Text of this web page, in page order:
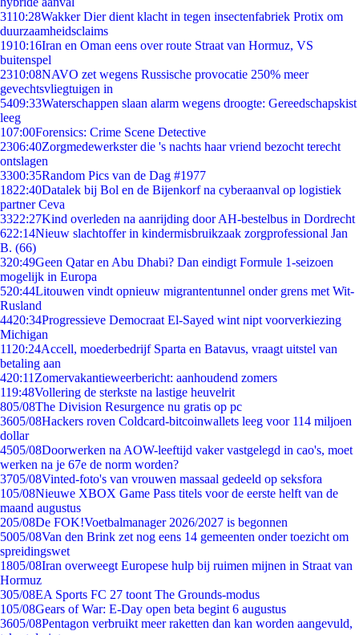
3110:28Wakker Dier dient klacht in tegen insectenfabriek Protix om
duurzaamheidsclaims
1910:16Iran en Oman eens over route Straat van Hormuz, VS
buitenspel
2310:08NAVO zet wegens Russische provocatie 250% meer
gevechtsvliegtuigen in
5409:33Waterschappen slaan alarm wegens droogte: Gereedschapskist
leeg
107:00Forensics: Crime Scene Detective
2306:40Zorgmedewerkster die 's nachts haar vriend bezocht terecht
ontslagen
3300:35Random Pics van de Dag #1977
1822:40Datalek bij Bol en de Bijenkorf na cyberaanval op logistiek
partner Ceva
3322:27Kind overleden na aanrijding door AH-bestelbus in Dordrecht
622:14Nieuw slachtoffer in kindermisbruikzaak zorgprofessional Jan
B. (66)
320:49Geen Qatar en Abu Dhabi? Dan eindigt Formule 1-seizoen
mogelijk in Europa
520:44Litouwen vindt opnieuw migrantentunnel onder grens met Wit-
Rusland
4420:34Progressieve Democraat El-Sayed wint nipt voorverkiezing
Michigan
11 20:24Accell, moederbedrijf Sparta en Batavus, vraagt uitstel van
betaling aan
420:11 Zomervakantieweerbericht: aanhoudend zomers
119:48Vollering de sterkste na lastige heuvelrit
805/08The Division Resurgence nu gratis op pc
3605/08Hackers roven Coldcard-bitcoinwallets leeg voor 114 miljoen
dollar
4505/08Doorwerken na AOW-leeftijd vaker vastgelegd in cao's, moet
werken na je 67e de norm worden?
3705/08Vinted-foto's van vrouwen massaal gedeeld op seksfora
105/08Nieuwe XBOX Game Pass titels voor de eerste helft van de
maand augustus
205/08De FOK!Voetbalmanager 2026/2027 is begonnen
5005/08Van den Brink zet nog eens 14 gemeenten onder toezicht om
spreidingswet
1805/08Iran overweegt Europese hulp bij ruimen mijnen in Straat van
Hormuz
305/08EA Sports FC 27 toont The Grounds-modus
105/08Gears of War: E-Day open beta begint 6 augustus
3605/08Pentagon verbruikt meer raketten dan kan worden aangevuld,